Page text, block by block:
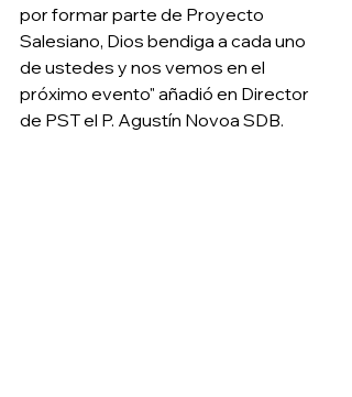
por formar parte de Proyecto
Salesiano, Dios bendiga a cada uno
de ustedes y nos vemos en el
próximo evento" añadió en Director
de PST el P. Agustín Novoa SDB.